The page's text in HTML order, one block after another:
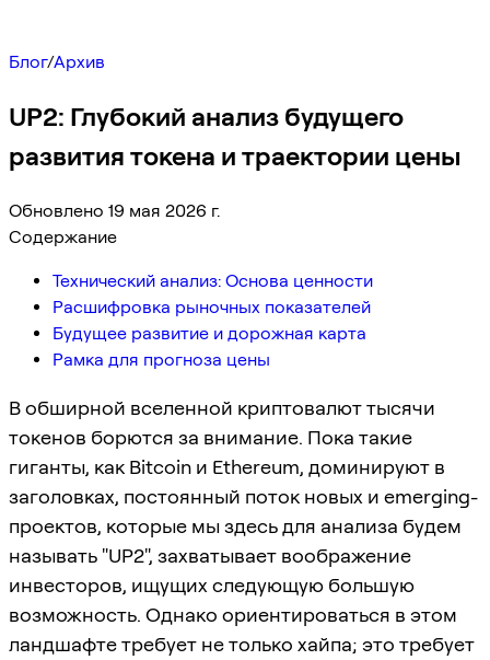
Блог/Архив
UP2: Глубокий анализ будущего
развития токена и траектории цены
Обновлено 19 мая 2026 г.
Содержание
Технический анализ: Основа ценности
Расшифровка рыночных показателей
Будущее развитие и дорожная карта
Рамка для прогноза цены
В обширной вселенной криптовалют тысячи
токенов борются за внимание. Пока такие
гиганты, как Bitcoin и Ethereum, доминируют в
заголовках, постоянный поток новых и emerging-
проектов, которые мы здесь для анализа будем
называть "UP2", захватывает воображение
инвесторов, ищущих следующую большую
возможность. Однако ориентироваться в этом
ландшафте требует не только хайпа; это требует